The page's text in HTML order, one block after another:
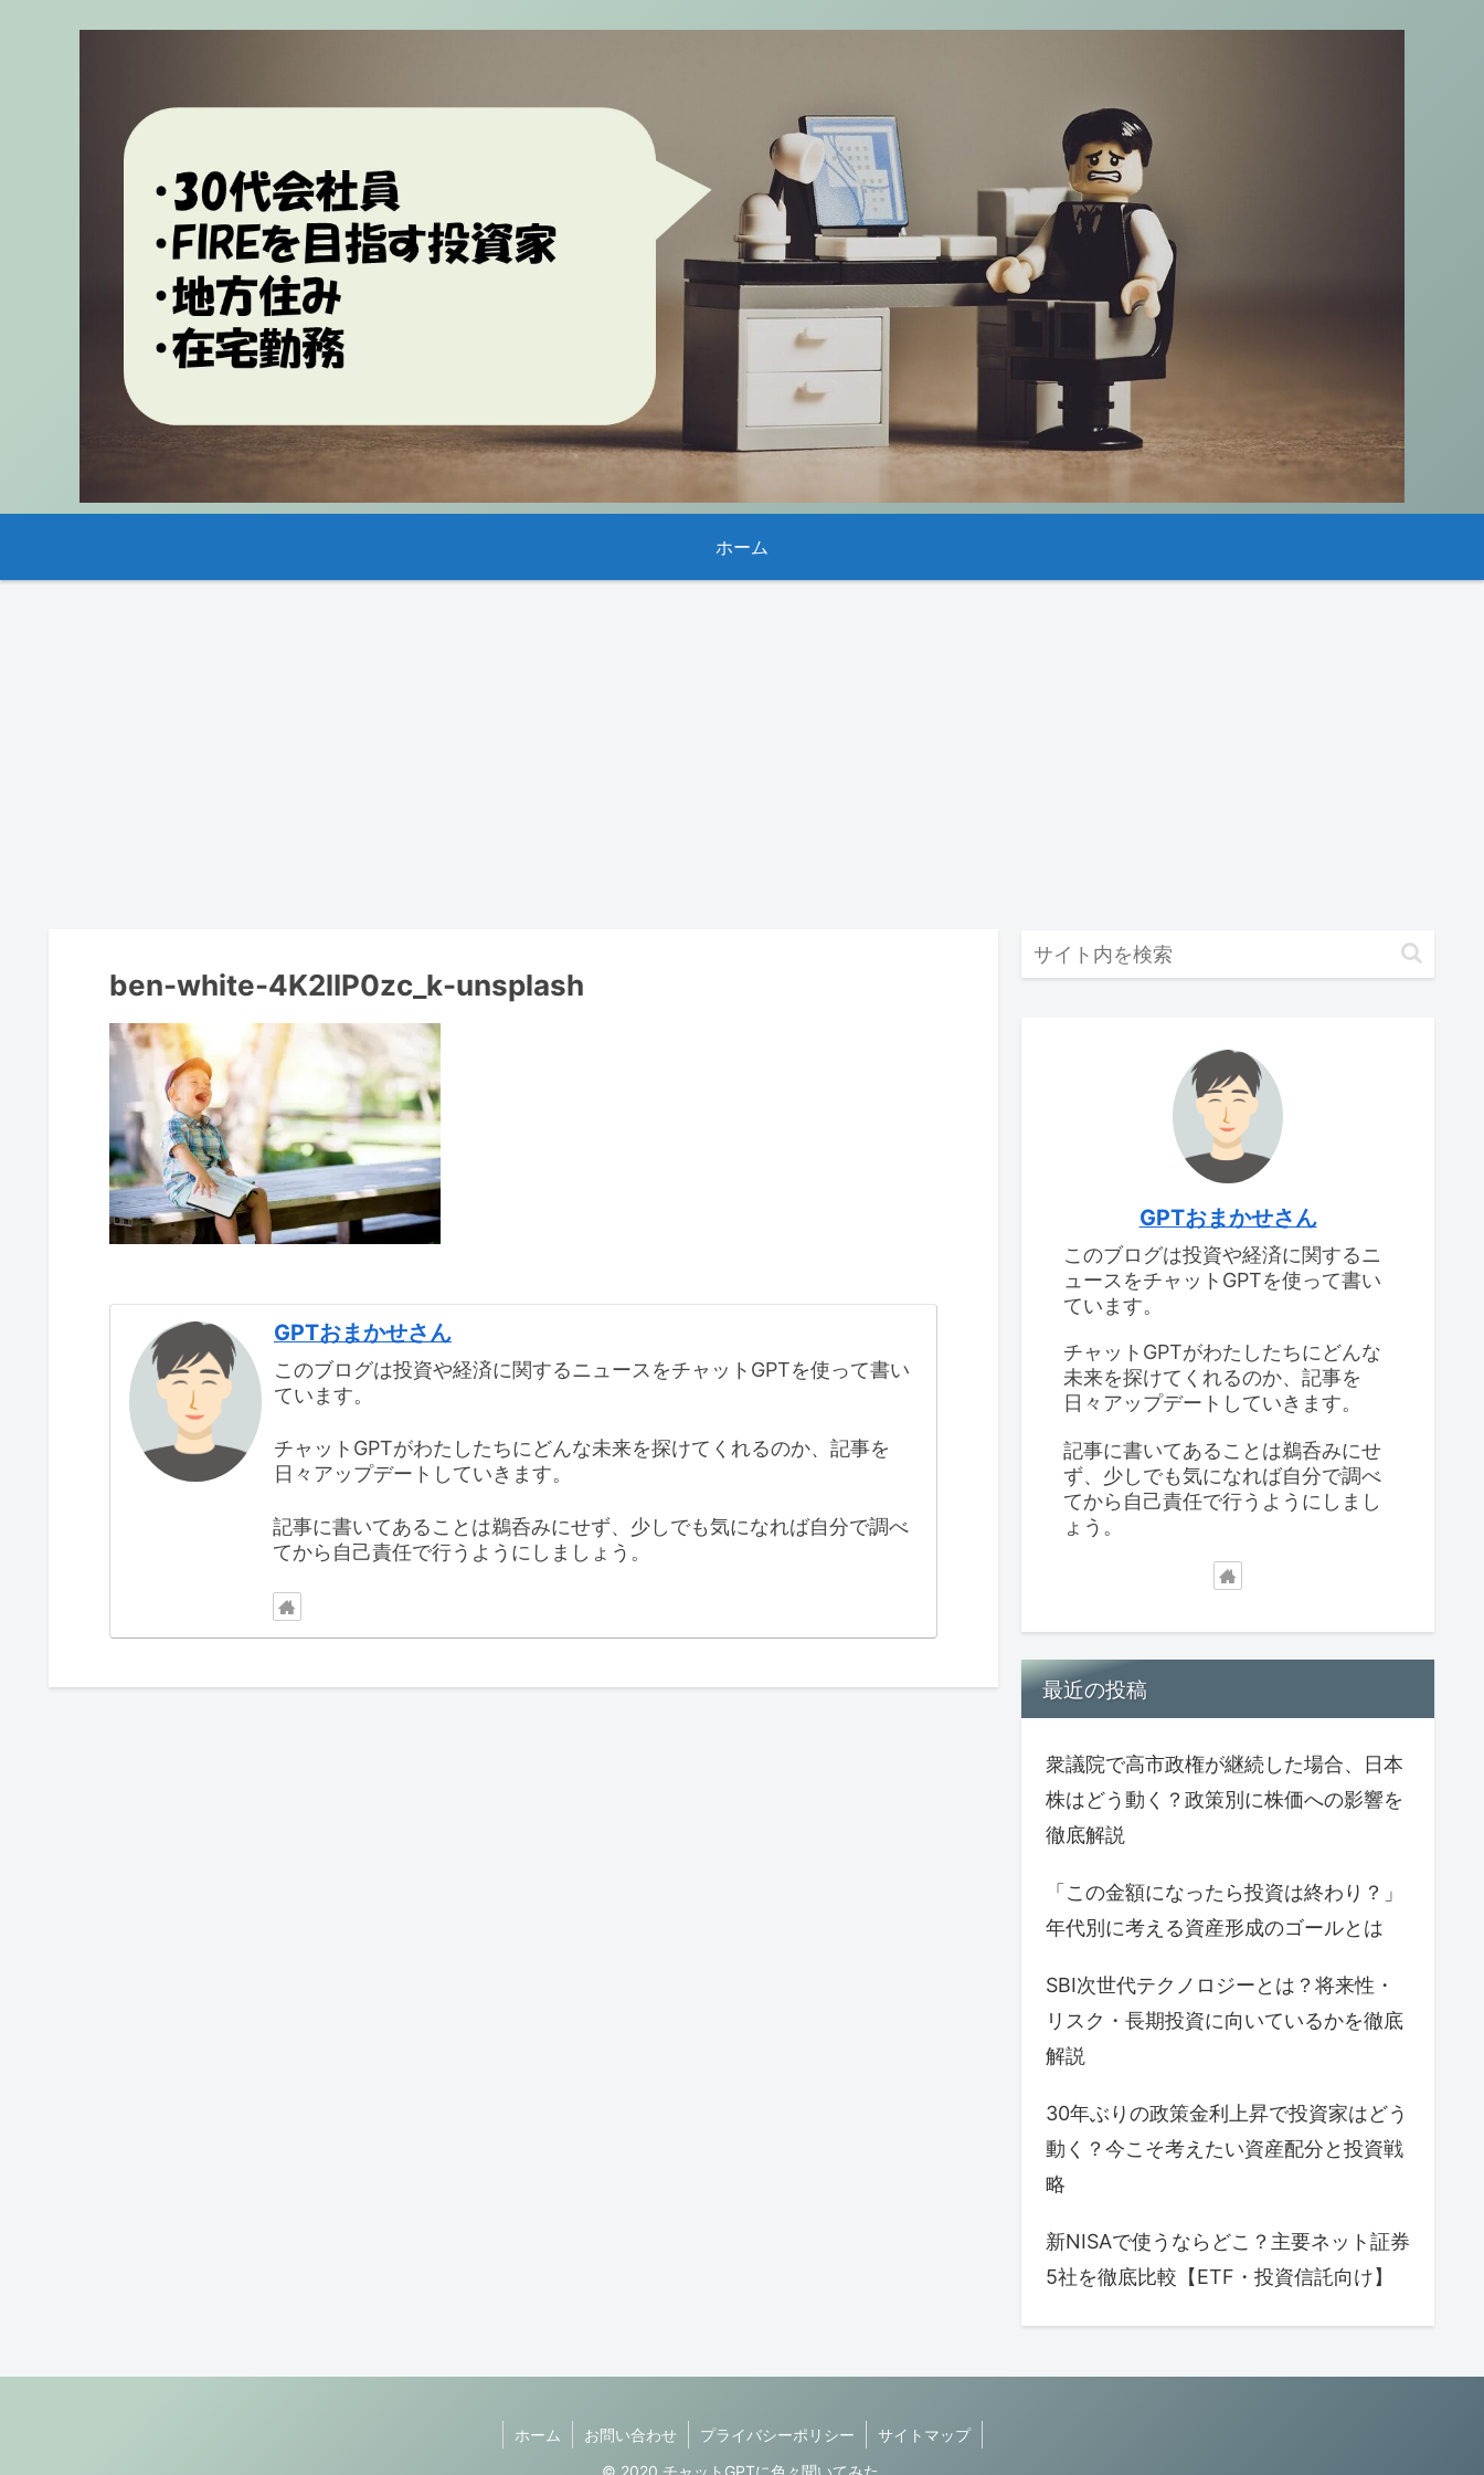
ホーム
ben-white-4K2lIP0zc_k-unsplash
GPTおまかせさん
このブログは投資や経済に関するニュースをチャットGPTを使って書い
ています。
チャットGPTがわたしたちにどんな未来を探けてくれるのか、記事を
日々アップデートしていきます。
記事に書いてあることは鵜呑みにせず、少しでも気になれば自分で調べ
てから自己責任で行うようにしましょう。
GPTおまかせさん
このブログは投資や経済に関するニ
ュースをチャットGPTを使って書い
ています。
チャットGPTがわたしたちにどんな
未来を探けてくれるのか、記事を
日々アップデートしていきます。
記事に書いてあることは鵜呑みにせ
ず、少しでも気になれば自分で調べ
てから自己責任で行うようにしまし
ょう。
最近の投稿
衆議院で高市政権が継続した場合、日本
株はどう動く？政策別に株価への影響を
徹底解説
「この金額になったら投資は終わり？」
年代別に考える資産形成のゴールとは
SBI次世代テクノロジーとは？将来性・
リスク・長期投資に向いているかを徹底
解説
30年ぶりの政策金利上昇で投資家はどう
動く？今こそ考えたい資産配分と投資戦
略
新NISAで使うならどこ？主要ネット証券
5社を徹底比較【ETF・投資信託向け】
ホーム お問い合わせ プライバシーポリシー
サイトマップ